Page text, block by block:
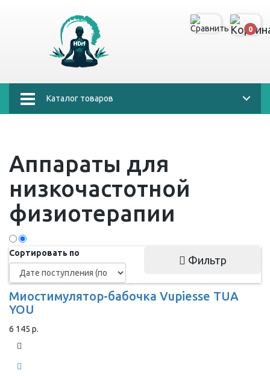
0
Каталог товаров
Аппараты для
низкочастотной
физиотерапии
Сортировать по
Фильтр
Миостимулятор-бабочка Vupiesse TUA
YOU
6 145 р.